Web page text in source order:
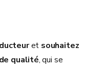
et souhaitez
qualité, qui se